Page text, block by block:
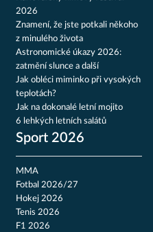
2026
Znamení, že jste potkali někoho
z minulého života
Astronomické úkazy 2026:
zatmění slunce a další
Jak obléci miminko při vysokých
teplotách?
Jak na dokonalé letní mojito
6 lehkých letních salátů
Sport 2026
MMA
Fotbal 2026/27
Hokej 2026
Tenis 2026
F1 2026